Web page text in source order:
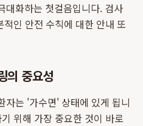
대화하는 첫걸음입니다. 검사
인 안전 수칙에 대한 안내 또
의 중요성
자는 '가수면' 상태에 있게 됩니
위해 가장 중요한 것이 바로